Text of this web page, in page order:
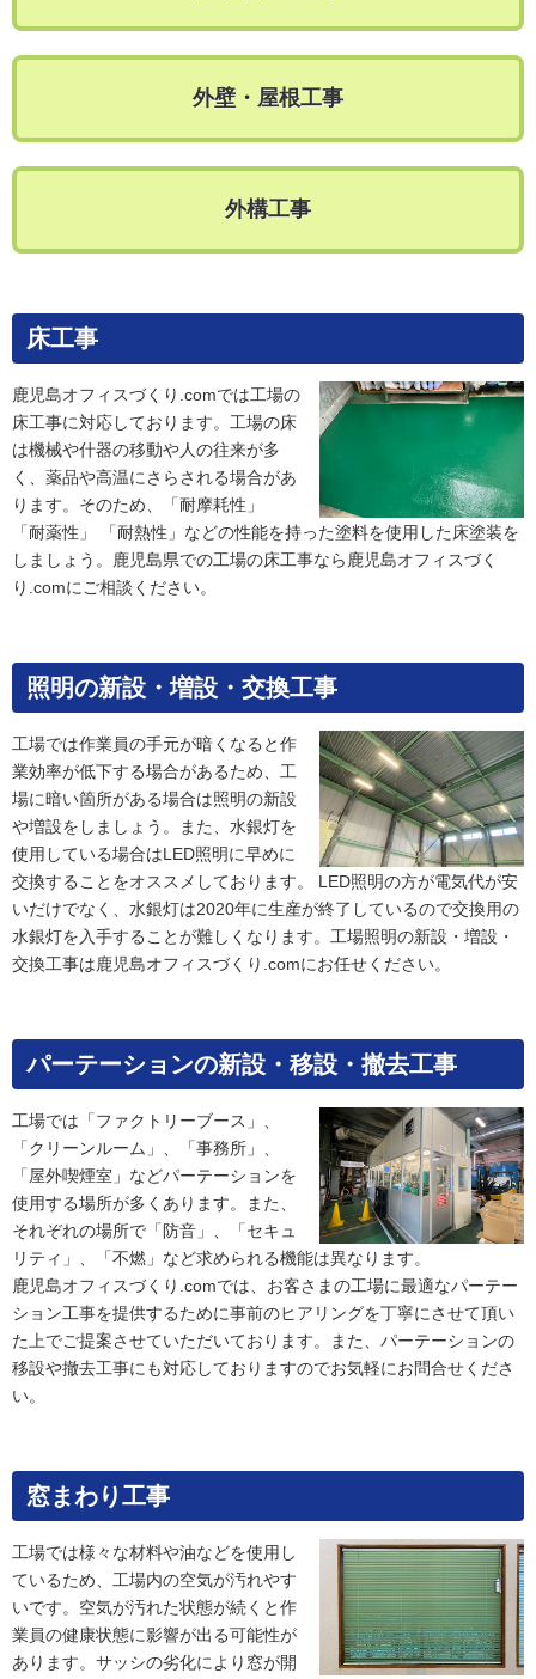
外壁・屋根工事
外構工事
床工事
鹿児島オフィスづくり.comでは工場の
床工事に対応しております。工場の床
は機械や什器の移動や人の往来が多
く、薬品や高温にさらされる場合があ
ります。そのため、「耐摩耗性」
「耐薬性」 「耐熱性」などの性能を持った塗料を使用した床塗装を
しましょう。鹿児島県での工場の床工事なら鹿児島オフィスづく
り.comにご相談ください。
照明の新設・増設・交換工事
工場では作業員の手元が暗くなると作
業効率が低下する場合があるため、工
場に暗い箇所がある場合は照明の新設
や増設をしましょう。また、水銀灯を
使用している場合はLED照明に早めに
交換することをオススメしております。 LED照明の方が電気代が安
いだけでなく、水銀灯は2020年に生産が終了しているので交換用の
水銀灯を入手することが難しくなります。工場照明の新設・増設・
交換工事は鹿児島オフィスづくり.comにお任せください。
パーテーションの新設・移設・撤去工事
工場では「ファクトリーブース」、
「クリーンルーム」、「事務所」、
「屋外喫煙室」などパーテーションを
使用する場所が多くあります。また、
それぞれの場所で「防音」、「セキュ
リティ」、「不燃」など求められる機能は異なります。
鹿児島オフィスづくり.comでは、お客さまの工場に最適なパーテー
ション工事を提供するために事前のヒアリングを丁寧にさせて頂い
た上でご提案させていただいております。また、パーテーションの
移設や撤去工事にも対応しておりますのでお気軽にお問合せくださ
い。
窓まわり工事
工場では様々な材料や油などを使用し
ているため、工場内の空気が汚れやす
いです。空気が汚れた状態が続くと作
業員の健康状態に影響が出る可能性が
あります。サッシの劣化により窓が開